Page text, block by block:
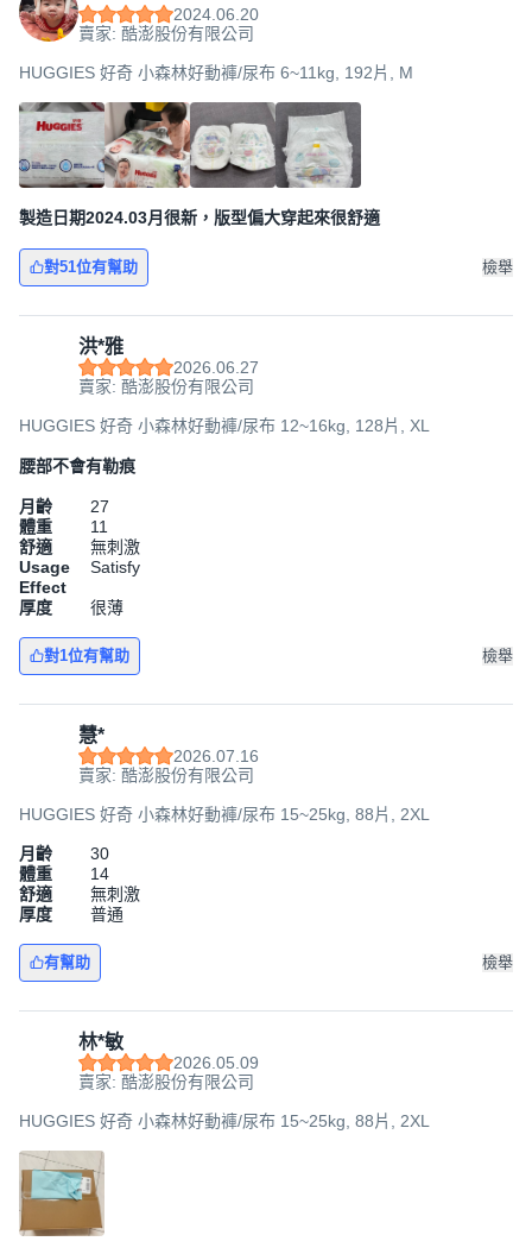
2024.06.20
賣家: 酷澎股份有限公司
HUGGIES 好奇 小森林好動褲/尿布 6~11kg, 192片, M
製造日期2024.03月很新，版型偏大穿起來很舒適
對51位有幫助 檢舉
洪*雅
2026.06.27
賣家: 酷澎股份有限公司
HUGGIES 好奇 小森林好動褲/尿布 12~16kg, 128片, XL
腰部不會有勒痕
月齡
27
體重
11
舒適
無刺激
Usage
Effect
Satisfy
厚度 很薄
對1位有幫助 檢舉
慧*
2026.07.16
賣家: 酷澎股份有限公司
HUGGIES 好奇 小森林好動褲/尿布 15~25kg, 88片, 2XL
月齡
30
體重
14
舒適
無刺激
厚度
普通
有幫助 檢舉
林*敏
2026.05.09
賣家: 酷澎股份有限公司
HUGGIES 好奇 小森林好動褲/尿布 15~25kg, 88片, 2XL